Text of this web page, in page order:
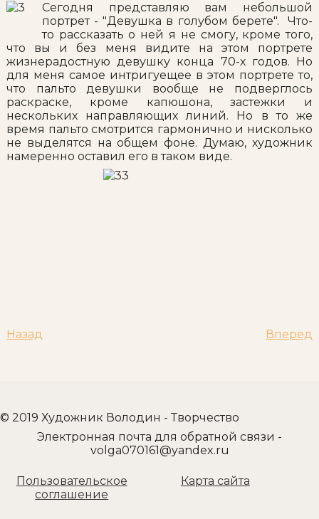
Сегодня представляю вам небольшой
портрет - "Девушка в голубом берете". Что-
то рассказать о ней я не смогу, кроме того,
что вы и без меня видите на этом портрете
жизнерадостную девушку конца 70-х годов. Но
для меня самое интригуещее в этом портрете то,
что пальто девушки вообще не подверглось
раскраске, кроме капюшона, застежки и
нескольких направляющих линий. Но в то же
время пальто смотрится гармонично и нисколько
не выделятся на общем фоне. Думаю, художник
намеренно оставил его в таком виде.
Назад Вперед
© 2019 Художник Володин - Творчество
Электронная почта для обратной связи -
volga070161@yandex.ru
Пользовательское
соглашение
Карта сайта